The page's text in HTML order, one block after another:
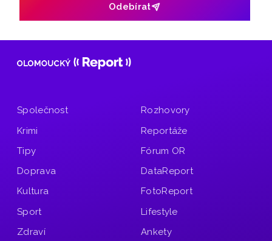
Odebírat
Společnost
Krimi
Tipy
Doprava
Kultura
Sport
Zdraví
Rozhovory
Reportáže
Fórum OR
DataReport
FotoReport
Lifestyle
Ankety